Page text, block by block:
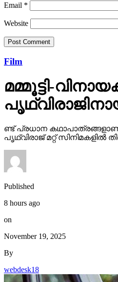
Email *
Website
Film
മമ്മൂട്ടി-
ണ്ട് പ്രധാന
പൃഥ്വിരാജ് മറ്റ് സിനിമകളില്‍
Published
8 hours ago
on
November 19, 2025
By
webdesk18